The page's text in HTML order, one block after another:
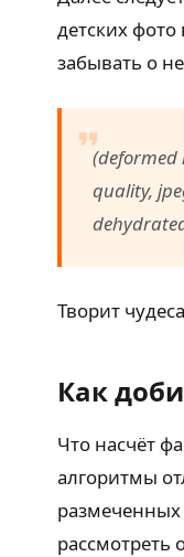
детских
забывать о
(deformed
quality,
Творит
Как
Что насчёт
алгоритмы
размеченных
рассмотреть